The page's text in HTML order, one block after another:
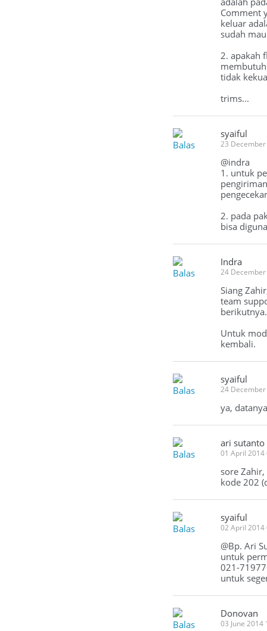
Comment
keluar
sudah
2. apakah
tidak
trims...
Balas
syaiful
23
@indra
1. untuk
2. pada
bisa
Balas
Indra
24
Siang
team
berikutnya.
Untuk
kembali.
Balas
syaiful
24
ya,
Balas
ari sutanto
01 April 2014
sore
kode 202
Balas
syaiful
02 April 2014
@Bp. Ari
untuk
021-
untuk
Balas
Donovan
03 June 2014